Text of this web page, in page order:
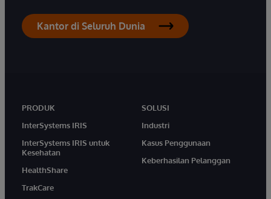
Kantor di Seluruh Dunia
PRODUK
InterSystems IRIS
InterSystems IRIS untuk
Kesehatan
HealthShare
TrakCare
SOLUSI
Industri
Kasus Penggunaan
Keberhasilan Pelanggan